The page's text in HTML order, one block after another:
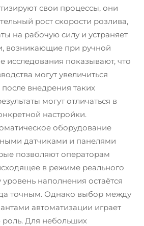
свои процессы, они
рост скорости розлива,
на рабочую силу и устраняет
возникающие при ручной
исследования показывают, что
могут увеличиться
внедрения таких
могут отличаться в
настройки.
оборудование
датчиками и панелями
позволяют операторам
в режиме реального
наполнения остаётся
точным. Однако выбор между
автоматизации играет
Для небольших